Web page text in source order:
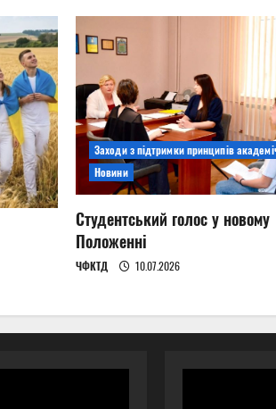
Заходи з підтримки принципів
Новини
Студентський голос у новому
Положенні
ЧФКТД 10.07.2026